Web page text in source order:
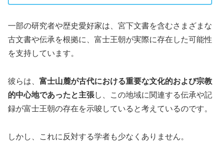
一部の研究者や歴史愛好家は、宮下文書を含むさまざまな
古文書や伝承を根拠に、富士王朝が実際に存在した可能性
を支持しています。
彼らは、 富士山麓が古代における重要な文化的および宗教
的中心地であったと主張し、この地域に関連する伝承や記
録が富士王朝の存在を示唆していると考えているのです。
しかし、これに反対する学者も少なくありません。